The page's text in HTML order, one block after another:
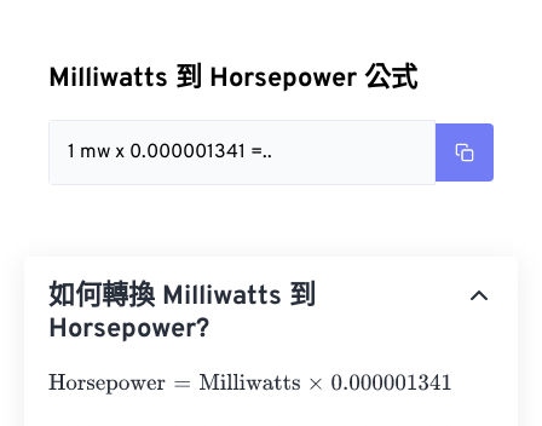
Milliwatts 到 Horsepower 公式
1 mw x 0.000001341 =..
如何轉換 Milliwatts 到
Horsepower?
Horsepower= Milliwatts×0.000001341